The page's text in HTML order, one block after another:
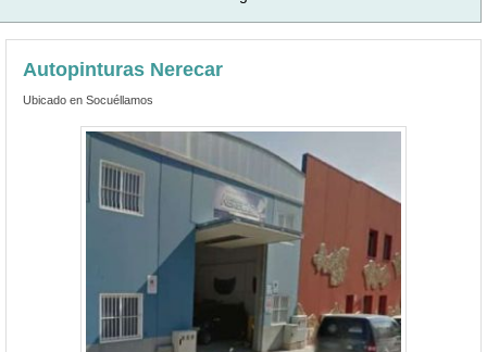
Autopinturas Nerecar
Ubicado en Socuéllamos